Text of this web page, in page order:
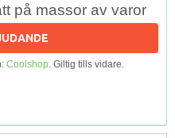
på massor av varor
Coolshop. Giltig tills vidare.